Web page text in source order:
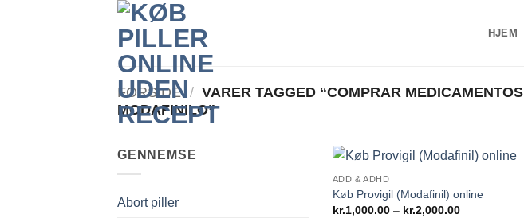
HJEM
FORSIDE / VARER TAGGED “COMPRAR MEDICAMENTOS
MODAFINILO”
GENNEMSE
Abort piller
ADD & ADHD
Køb Provigil (Modafinil) online
kr.1,000.00 – kr.2,000.00Prisinterval: